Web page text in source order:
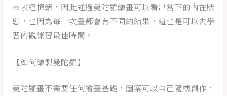
來表達情緒，因此通過曼陀羅繪畫可以看出當下的內在狀
態，也因為每一次畫都會有不同的結果，這也是可以去學
習內觀練習最佳時間。
【如何繪製曼陀羅】
曼陀羅畫不需要任何繪畫基礎，圖案可以自己隨機創作，